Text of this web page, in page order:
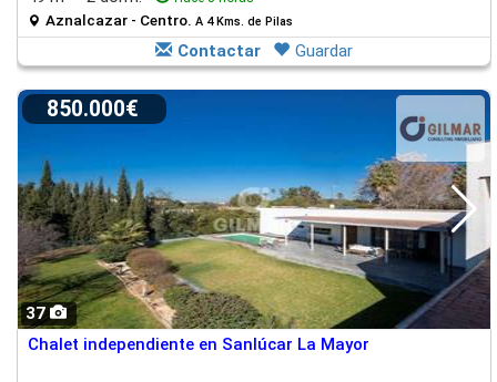
Aznalcazar - Centro. A 4 Kms. de Pilas
Contactar Guardar
37
850.000€
Chalet independiente en Sanlúcar La Mayor